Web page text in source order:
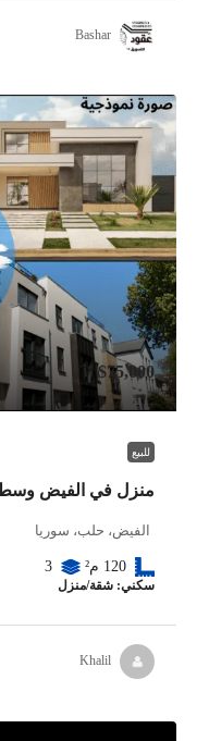
Bashar
$75,000
للبيع
منزل في الفيض وسط
الفيض، حلب، سوريا
120 م² 3
سكني: شقة/منزل
Khalil